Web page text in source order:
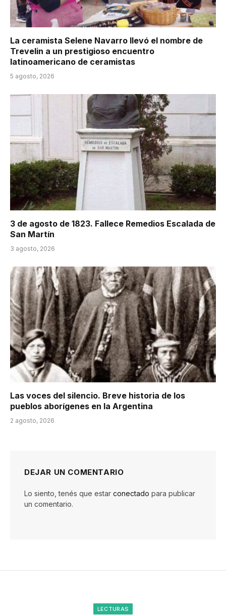
La ceramista Selene Navarro llevó el nombre de
Trevelin a un prestigioso encuentro
latinoamericano de ceramistas
5 agosto, 2026
3 de agosto de 1823. Fallece Remedios Escalada de
San Martín
3 agosto, 2026
Las voces del silencio. Breve historia de los
pueblos aborígenes en la Argentina
2 agosto, 2026
DEJAR UN COMENTARIO
Lo siento, tenés que estar conectado para publicar
un comentario.
LECTURAS